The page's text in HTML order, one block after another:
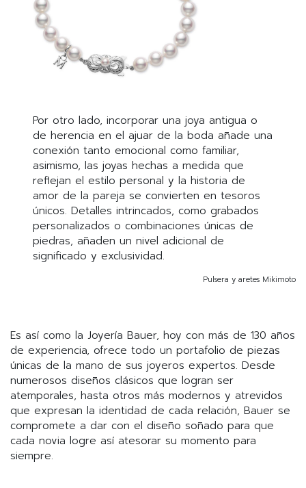
Por otro lado, incorporar una joya antigua o
de herencia en el ajuar de la boda añade una
conexión tanto emocional como familiar,
asimismo, las joyas hechas a medida que
reflejan el estilo personal y la historia de
amor de la pareja se convierten en tesoros
únicos. Detalles intrincados, como grabados
personalizados o combinaciones únicas de
piedras, añaden un nivel adicional de
significado y exclusividad.
Pulsera y aretes Mikimoto
Es así como la Joyería Bauer, hoy con más de 130 años
de experiencia, ofrece todo un portafolio de piezas
únicas de la mano de sus joyeros expertos. Desde
numerosos diseños clásicos que logran ser
atemporales, hasta otros más modernos y atrevidos
que expresan la identidad de cada relación, Bauer se
compromete a dar con el diseño soñado para que
cada novia logre así atesorar su momento para
siempre.